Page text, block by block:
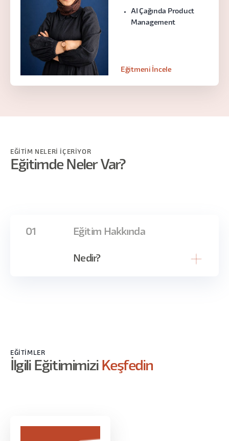
AI Çağında Product
Management
Eğitmeni İncele
EĞİTİM NELERİ İÇERİYOR
Eğitimde Neler Var?
01 Eğitim Hakkında
Nedir?
iki kategoriye ayırmak: birlikte yapılacak işler
EĞITIMLER
İlgili Eğitimimizi Keşfedin